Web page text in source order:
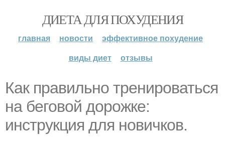
ДИЕТА ДЛЯ ПОХУДЕНИЯ
главная новости
эффективное похудение
виды диет
отзывы
Как правильно тренироваться
на беговой дорожке:
инструкция для новичков.